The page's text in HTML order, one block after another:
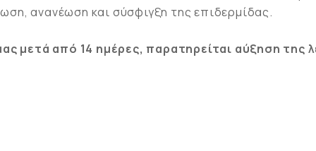
ανανέωση και σύσφιγξη της επιδερμίδας.
μετά από 14 ημέρες, παρατηρείται αύξηση της